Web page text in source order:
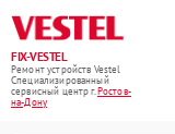
FIX-VESTEL
Ремонт устройств Vestel
Специализированный
cервисный центр г.Ростов-
на-Дону